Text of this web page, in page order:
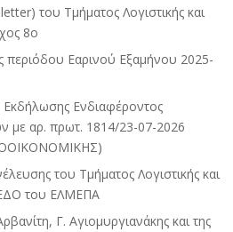
του Τμήματος Λογιστικής και
8ο
περιόδου Eαρινού Eξαμήνου 2025-
Ενδιαφέροντος
με αρ. πρωτ. 1814/23-07-2026
του Τμήματος Λογιστικής και
του ΕΛΜΕΠΑ
Γ. Αγιομυργιανάκης και της